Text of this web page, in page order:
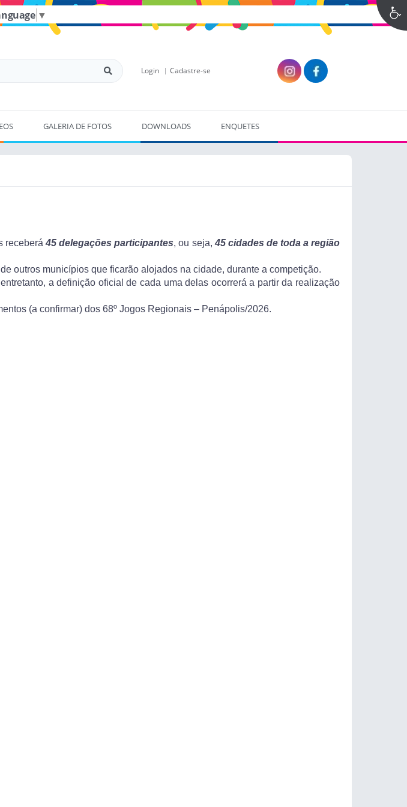
▼
Login Cadastre-se
GALERIA DE FOTOS DOWNLOADS ENQUETES
receberá45 delegações participantes, ou seja,45 cidades de toda a região
outros municípios que ficarão alojados na cidade, durante a competição.
a definição oficial de cada uma delas ocorrerá a partir da realização
(a confirmar) dos 68º Jogos Regionais – Penápolis/2026.